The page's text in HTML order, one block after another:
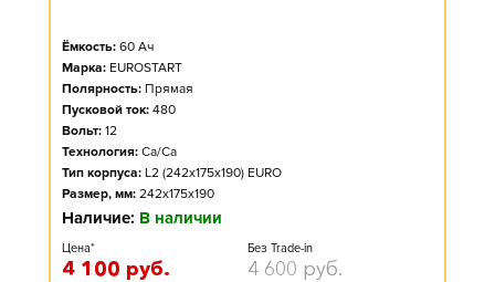
Ёмкость: 60 Ач
Марка: EUROSTART
Полярность: Прямая
Пусковой ток: 480
Вольт: 12
Технология: Ca/Ca
Тип корпуса: L2 (242x175x190) EURO
Размер, мм: 242x175x190
Наличие: В наличии
Цена*
4 100 руб.
Без Trade-in
4 600 руб.